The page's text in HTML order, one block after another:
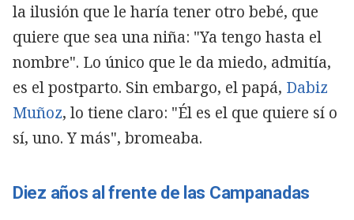
la ilusión que le haría tener otro bebé, que
quiere que sea una niña: "Ya tengo hasta el
nombre". Lo único que le da miedo, admitía,
es el postparto. Sin embargo, el papá, Dabiz
Muñoz, lo tiene claro: "Él es el que quiere sí o
sí, uno. Y más", bromeaba.
Diez años al frente de las Campanadas